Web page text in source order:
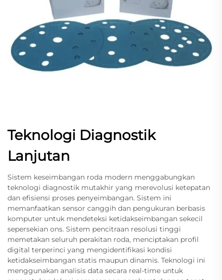
Teknologi Diagnostik
Lanjutan
Sistem keseimbangan roda modern menggabungkan
teknologi diagnostik mutakhir yang merevolusi ketepatan
dan efisiensi proses penyeimbangan. Sistem ini
memanfaatkan sensor canggih dan pengukuran berbasis
komputer untuk mendeteksi ketidakseimbangan sekecil
sepersekian ons. Sistem pencitraan resolusi tinggi
memetakan seluruh perakitan roda, menciptakan profil
digital terperinci yang mengidentifikasi kondisi
ketidakseimbangan statis maupun dinamis. Teknologi ini
menggunakan analisis data secara real-time untuk